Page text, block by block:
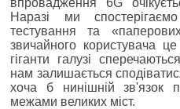
Наразі ми
тестування та
звичайного користувача
гіганти галузі
нам залишається
хоча б нинішній зв'язок
межами великих міст.